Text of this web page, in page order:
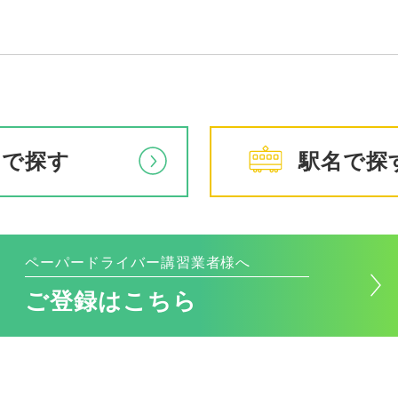
探す 駅名で探
ペーパードライバー講習業者様へ
ご登録はこちら